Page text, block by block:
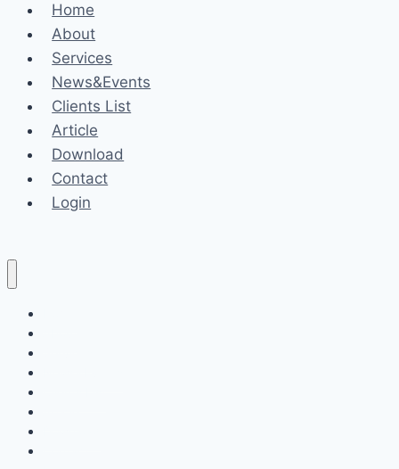
Home
About
Services
News&Events
Clients List
Article
Download
Contact
Login